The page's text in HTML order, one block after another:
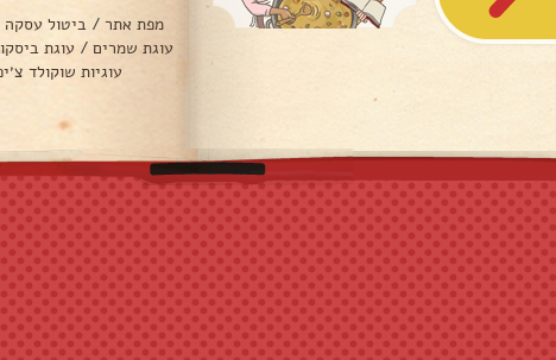
מפת אתר / ביטול עסקה
עוגת שמרים / עוגת
עוגיות שוקולד